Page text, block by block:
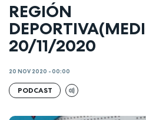
REGIÓN
20/11/2020
20 NOV 2020 - 00:00
PODCAST